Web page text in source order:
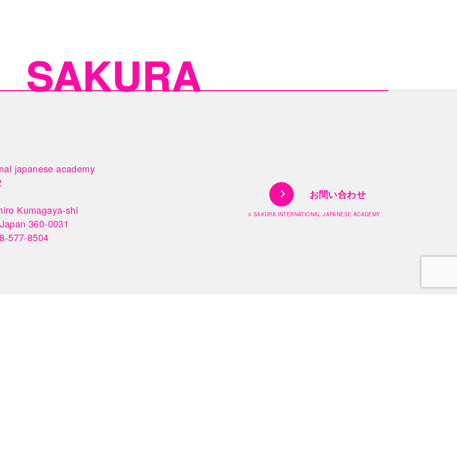
japanese academy
Kumagaya-shi
360-0031
577-8504
お問い合わせ
© SAKURA INTERNATIONAL JAPANESE ACADEMY.